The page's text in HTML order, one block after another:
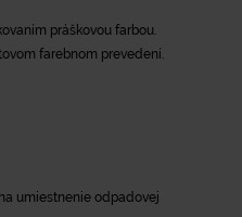
práškovou farbou.
farebnom prevedení.
umiestnenie odpadovej